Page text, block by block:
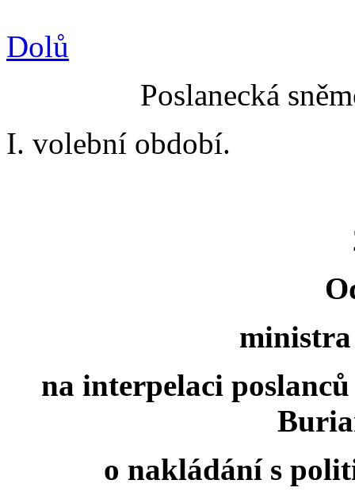
Dolů
Poslanecká
I. volební období.
na interpelaci
o nakládání s